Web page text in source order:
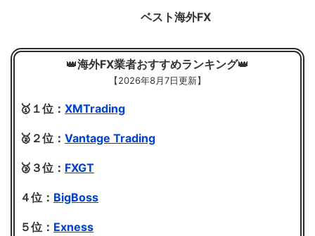
ベスト海外FX
👑海外FX業者おすすめランキング👑
【2026年8月7日更新】
🥇１位： XMTrading
🥈２位： Vantage Trading
🥉３位： FXGT
４位： BigBoss
５位： Exness